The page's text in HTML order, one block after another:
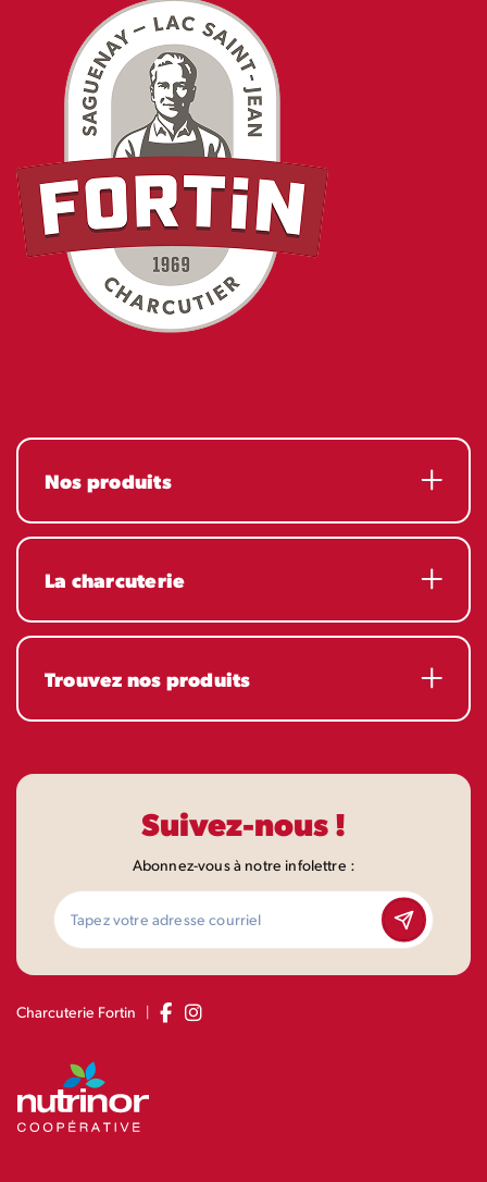
Nos produits
La charcuterie
Trouvez nos produits
Suivez-nous !
Abonnez-vous à notre infolettre :
Charcuterie Fortin |